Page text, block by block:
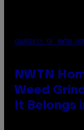
COURTESY OF NWTN
NWTN
Weed
It Belongs